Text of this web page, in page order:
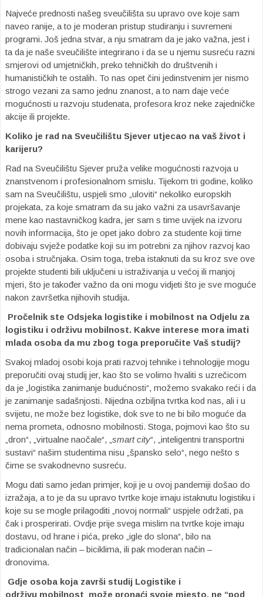
Najveće prednosti našeg sveučilišta su upravo ove koje sam
naveo ranije, a to je moderan pristup studiranju i suvremeni
programi. Još jedna stvar, a nju smatram da je jako važna, jest i
ta da je naše sveučilište integrirano i da se u njemu susreću razni
smjerovi od umjetničkih, preko tehničkih do društvenih i
humanističkih te ostalih. To nas opet čini jedinstvenim jer nismo
strogo vezani za samo jednu znanost, a to nam daje veće
mogućnosti u razvoju studenata, profesora kroz neke zajedničke
akcije ili projekte.
Koliko je rad na Sveučilištu Sjever utjecao na vaš život i
karijeru?
Rad na Sveučilištu Sjever pruža velike mogućnosti razvoja u
znanstvenom i profesionalnom smislu. Tijekom tri godine, koliko
sam na Sveučilištu, uspjeli smo „uloviti“ nekoliko europskih
projekata, za koje smatram da su jako važni za usavršavanje
mene kao nastavničkog kadra, jer sam s time uvijek na izvoru
novih informacija, što je opet jako dobro za studente koji time
dobivaju svježe podatke koji su im potrebni za njihov razvoj kao
osoba i stručnjaka. Osim toga, treba istaknuti da su kroz sve ove
projekte studenti bili uključeni u istraživanja u većoj ili manjoj
mjeri, što je također važno da oni mogu vidjeti što je sve moguće
nakon završetka njihovih studija.
Pročelnik ste Odsjeka logistike i mobilnost na Odjelu za
logistiku i održivu mobilnost. Kakve interese mora imati
mlada osoba da mu zbog toga preporučite Vaš studij?
Svakoj mladoj osobi koja prati razvoj tehnike i tehnologije mogu
preporučiti ovaj studij jer, kao što se volimo hvaliti s uzrečicom
da je „logistika zanimanje budućnosti“, možemo svakako reći i da
je zanimanje sadašnjosti. Nijedna ozbiljna tvrtka kod nas, ali i u
svijetu, ne može bez logistike, dok sve to ne bi bilo moguće da
nema prometa, odnosno mobilnosti. Stoga, pojmovi kao što su
„dron“, „virtualne naočale“, „ smart city“, „inteligentni transportni
sustavi“ našim studentima nisu „špansko selo“, nego nešto s
čime se svakodnevno susreću.
Mogu dati samo jedan primjer, koji je u ovoj pandemiji došao do
izražaja, a to je da su upravo tvrtke koje imaju istaknutu logistiku i
koje su se mogle prilagoditi „novoj normali“ uspjele održati, pa
čak i prosperirati. Ovdje prije svega mislim na tvrtke koje imaju
dostavu, od hrane i pića, preko „igle do slona“, bilo na
tradicionalan način – biciklima, ili pak moderan način –
dronovima.
Gdje osoba koja završi studij Logistike i
održivu mobilnost može pronaći svoje mjesto, ne “pod